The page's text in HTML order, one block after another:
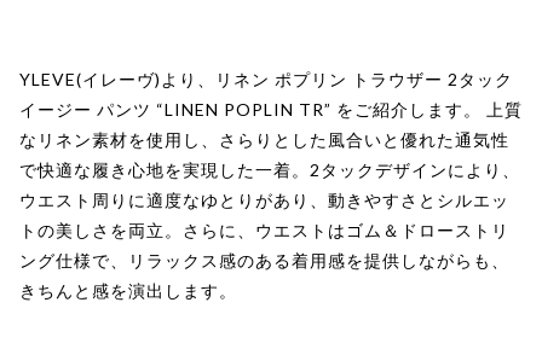
YLEVE(イレーヴ)より、リネン ポプリン トラウザー 2タック
イージー パンツ “LINEN POPLIN TR” をご紹介します。 上質
なリネン素材を使用し、さらりとした風合いと優れた通気性
で快適な履き心地を実現した一着。2タックデザインにより、
ウエスト周りに適度なゆとりがあり、動きやすさとシルエッ
トの美しさを両立。さらに、ウエストはゴム＆ドローストリ
ング仕様で、リラックス感のある着用感を提供しながらも、
きちんと感を演出します。